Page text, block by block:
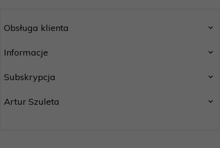
Obsługa klienta
Informacje
Subskrypcja
Artur Szuleta